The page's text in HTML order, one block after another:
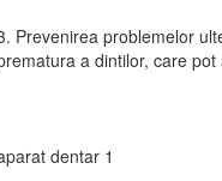
Prevenirea problemelor
a dintilor, care
dentar 1